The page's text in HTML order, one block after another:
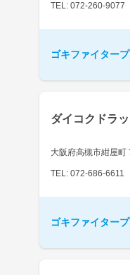
TEL: 072-260-9077
ゴキファイター
ダイコクドラ
大阪府高槻市紺屋町
TEL: 072-686-6611
ゴキファイター